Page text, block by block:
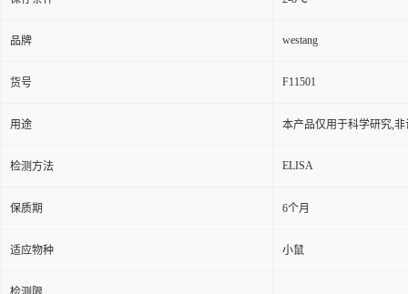
品牌 westang
货号 F11501
用途 本产品仅用于科学研究,
检测方法 ELISA
保质期 6个月
适应物种 小鼠